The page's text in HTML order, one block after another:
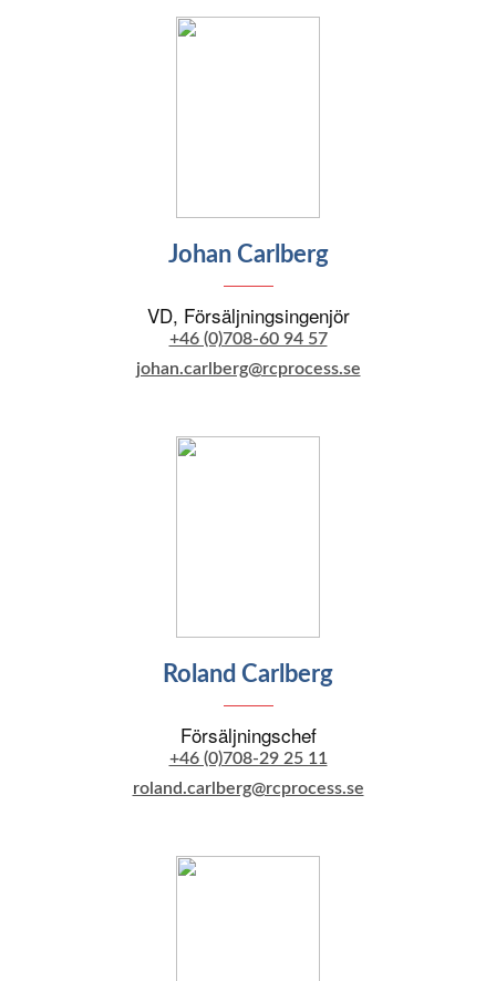
Johan Carlberg
VD, Försäljningsingenjör
+46 (0)708-60 94 57
johan.carlberg@rcprocess.se
Roland Carlberg
Försäljningschef
+46 (0)708-29 25 11
roland.carlberg@rcprocess.se